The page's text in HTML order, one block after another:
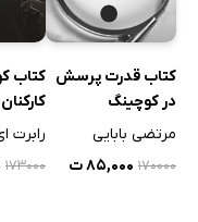
یادداشت‌ها و منابع
پیوست‌ها
پیوست
بین‌المللی پول و بانک جهانی، 91
پیوست
کتاب قدرت پرسش
در کوچینگ
مرتضی بابایی
۱۷۰۰۰۰ ۸۵,۰۰۰ ت
کتاب
کارکنان
رابرت
۱۷۳۰۰۰